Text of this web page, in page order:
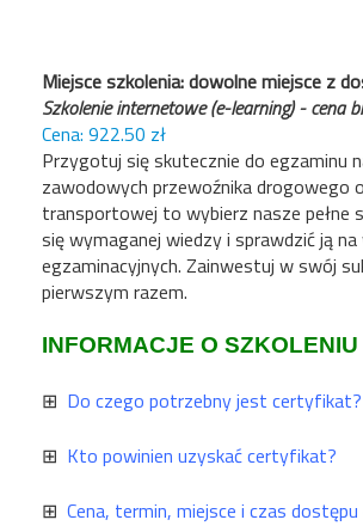
Miejsce szkolenia: dowolne miejsce z
Szkolenie internetowe (e-learning) - cena
922.50
Przygotuj się skutecznie do egzaminu
zawodowych przewoźnika drogowego
transportowej to wybierz nasze pełne
się wymaganej wiedzy i sprawdzić ją
egzaminacyjnych. Zainwestuj w swój
pierwszym razem.
INFORMACJE O SZKOLENIU
⊞ Do czego potrzebny jest certyfikat?
⊞ Kto powinien uzyskać certyfikat?
⊞ Cena, termin, miejsce i czas